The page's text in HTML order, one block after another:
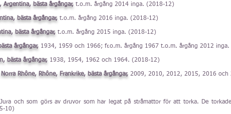
bästa årgångar, t.o.m. årgång 2014 inga. (2018-12)
bästa årgångar, t.o.m. årgång 2016 inga. (2018-12)
bästa årgångar, t.o.m. årgång 2015 inga. (2018-12)
årgångar, 1934, 1959 och 1966; fr.o.m. årgång 1967 t.o.m. årgång 2012
bästa årgångar, 1938, 1954, 1962 och 1964. (2018-12)
Rhône, Rhône, Frankrike, bästa årgångar, 2009, 2010, 2012, 2015, 2016 och
och som görs av druvor som har legat på stråmattor för att torka. De
10)